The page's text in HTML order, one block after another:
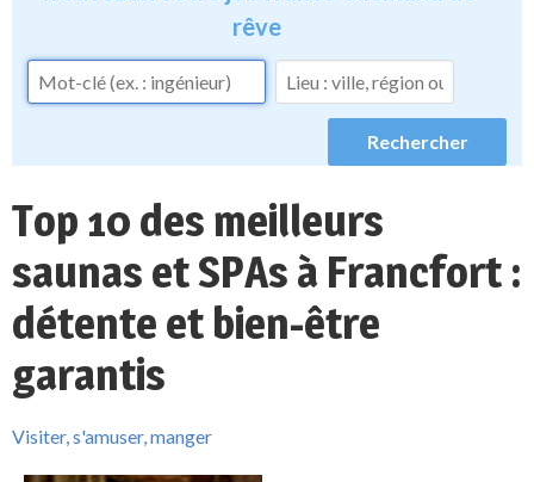
rêve
Top 10 des meilleurs
saunas et SPAs à Francfort :
détente et bien-être
garantis
Visiter, s'amuser, manger